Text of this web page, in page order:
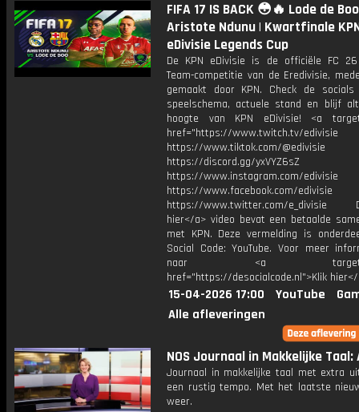
FIFA 17 IS BACK 😳🔥 Lode de
Aristote Ndunu | Kwartfinale
eDivisie Legends Cup
De KPN eDivisie is de officiële FC
Team-competitie van de Eredivisie,
gemaakt door KPN. Check de
speelschema, actuele stand en blijf
hoogte van KPN eDivisie! <a
href="https://www.twitch.tv/edivisie
https://www.tiktok.com/@edivisie
https://discord.gg/yxVYZ6sZ
https://www.instagram.com/edivisie
https://www.facebook.com/edivisie
https://www.twitter.com/e_divisie
hier</a> video bevat een betaalde
met KPN. Deze vermelding is
Social Code: YouTube. Voor meer
naar <a
href="https://desocialcode.nl">Klik
15-04-2026 17:00 YouTube
Alle afleveringen
NOS Journaal in Makkelijke
Journaal in makkelijke taal met extra
een rustig tempo. Met het laatste
weer.